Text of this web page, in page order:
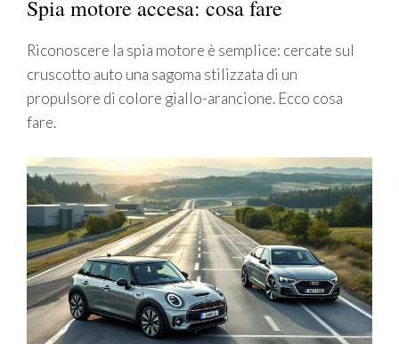
Spia motore accesa: cosa fare
Riconoscere la spia motore è semplice: cercate sul
cruscotto auto una sagoma stilizzata di un
propulsore di colore giallo-arancione. Ecco cosa
fare.